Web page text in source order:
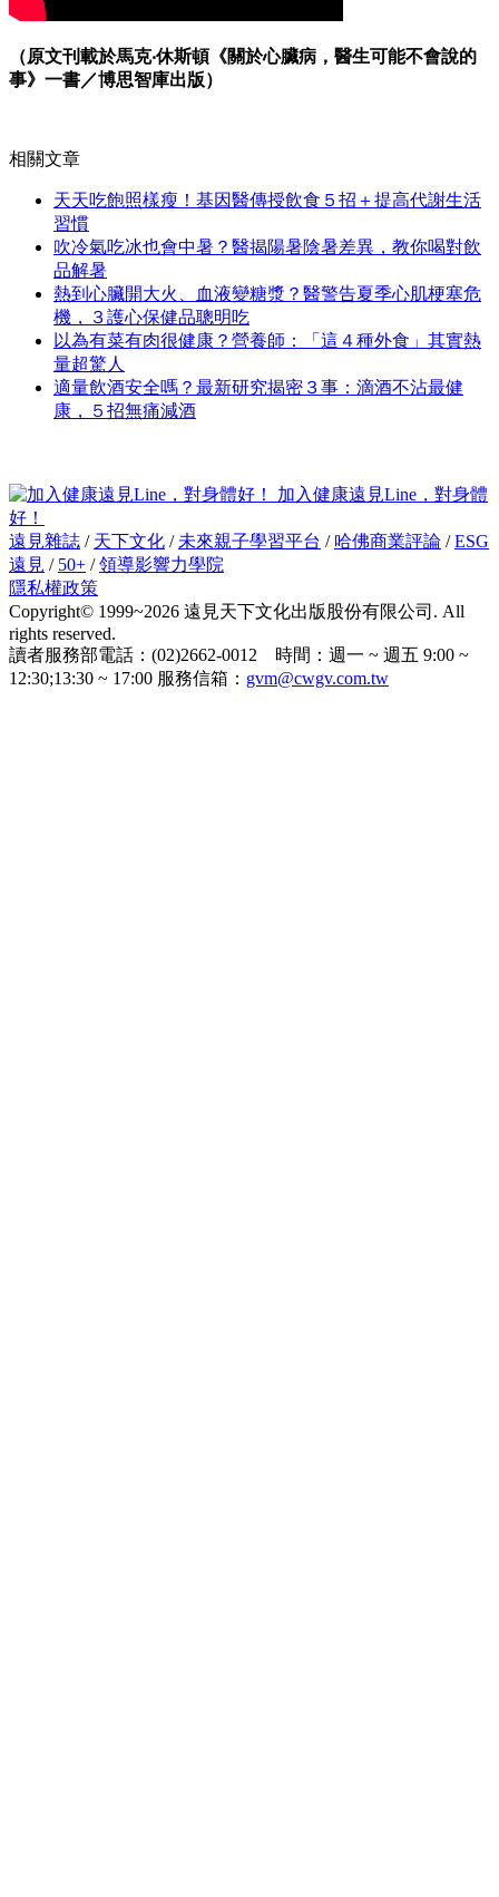
（原文刊載於馬克‧休斯頓《關於心臟病，醫生可能不會說的
事》一書／博思智庫出版）
相關文章
天天吃飽照樣瘦！基因醫傳授飲食５招＋提高代謝生活
習慣
吹冷氣吃冰也會中暑？醫揭陽暑陰暑差異，教你喝對飲
品解暑
熱到心臟開大火、血液變糖漿？醫警告夏季心肌梗塞危
機，３護心保健品聰明吃
以為有菜有肉很健康？營養師：「這４種外食」其實熱
量超驚人
適量飲酒安全嗎？最新研究揭密３事：滴酒不沾最健
康，５招無痛減酒
加入健康遠見Line，對身體
好！
遠見雜誌 / 天下文化 / 未來親子學習平台 / 哈佛商業評論 /ESG
遠見 / 50+ /領導影響力學院
隱私權政策
Copyright© 1999~2026 遠見天下文化出版股份有限公司. All
rights reserved.
讀者服務部電話：(02)2662-0012 時間：週一 ~ 週五 9:00 ~
12:30;13:30 ~ 17:00 服務信箱： gvm@cwgv.com.tw